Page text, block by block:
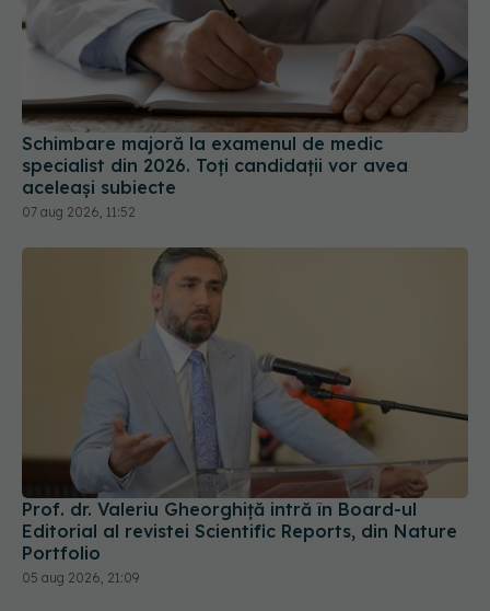
Schimbare majoră la examenul de medic
specialist din 2026. Toți candidații vor avea
aceleași subiecte
07 aug 2026, 11:52
Prof. dr. Valeriu Gheorghiță intră în Board-ul
Editorial al revistei Scientific Reports, din Nature
Portfolio
05 aug 2026, 21:09